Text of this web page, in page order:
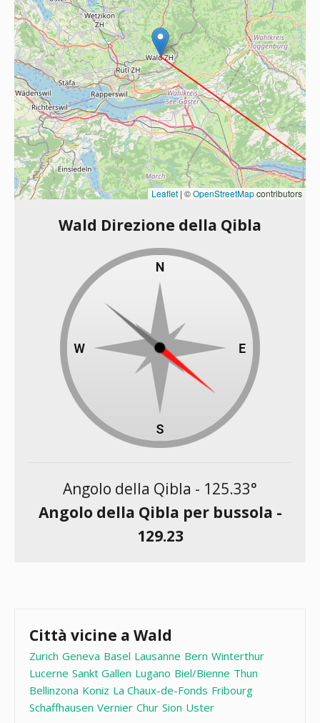
Leaflet | ©OpenStreetMapcontributors
Wald Direzione della Qibla
Angolo della Qibla - 125.33°
Angolo della Qibla per bussola -
129.23
Città vicine a Wald
Zurich Geneva Basel Lausanne Bern Winterthur
Lucerne Sankt Gallen Lugano Biel/Bienne Thun
Bellinzona Koniz La Chaux-de-Fonds Fribourg
Schaffhausen Vernier Chur Sion Uster